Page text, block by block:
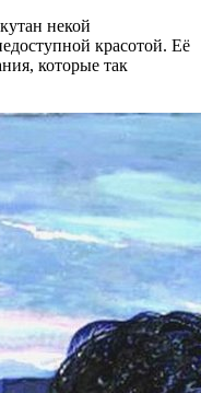
некой
красотой. Её
которые так